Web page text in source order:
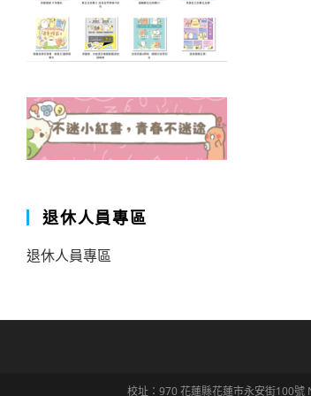
退休人員專區
退休人員專區
校址：970 花蓮縣花蓮市永安街100